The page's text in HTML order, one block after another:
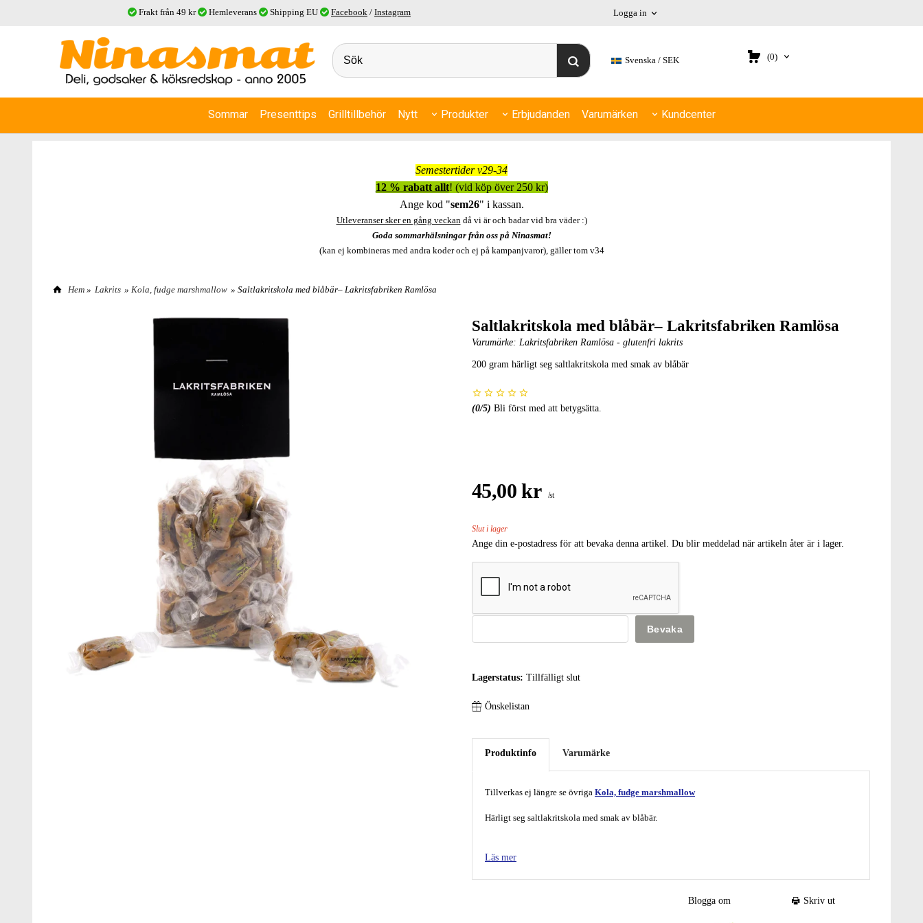
Frakt från 49 kr Hemleverans Shipping EU Facebook / Instagram Logga in
Svenska SEK (0)
Sommar Presenttips Grilltillbehör Nytt Produkter Erbjudanden Varumärken Kundcenter
Semestertider v29-34
12 % rabatt allt! (vid köp över 250 kr)
Ange kod "sem26" i kassan.
Utleveranser sker en gång veckan då vi är och badar vid bra väder :)
Goda sommarhälsningar från oss på Ninasmat!
(kan ej kombineras med andra koder och ej på kampanjvaror), gäller tom v34
Hem » Lakrits » Kola, fudge marshmallow » Saltlakritskola med blåbär– Lakritsfabriken Ramlösa
Saltlakritskola med blåbär– Lakritsfabriken Ramlösa
Varumärke: Lakritsfabriken Ramlösa - glutenfri lakrits
200 gram härligt seg saltlakritskola med smak av blåbär
(0/5) Bli först med att betygsätta.
45,00 kr /st
Slut i lager
Ange din e-postadress för att bevaka denna artikel. Du blir meddelad när artikeln åter är i lager.
Bevaka
Lagerstatus: Tillfälligt slut
Önskelistan
Produktinfo Varumärke
Tillverkas ej längre se övriga Kola, fudge marshmallow
Härligt seg saltlakritskola med smak av blåbär.
Ursprung: Sverige
Originaltitel: Blåbär - & saltlakritskola / Blueberry & Liquorice Toffee – Lakritsfabriken Ramlösa
Läs mer
Blogga om Skriv ut